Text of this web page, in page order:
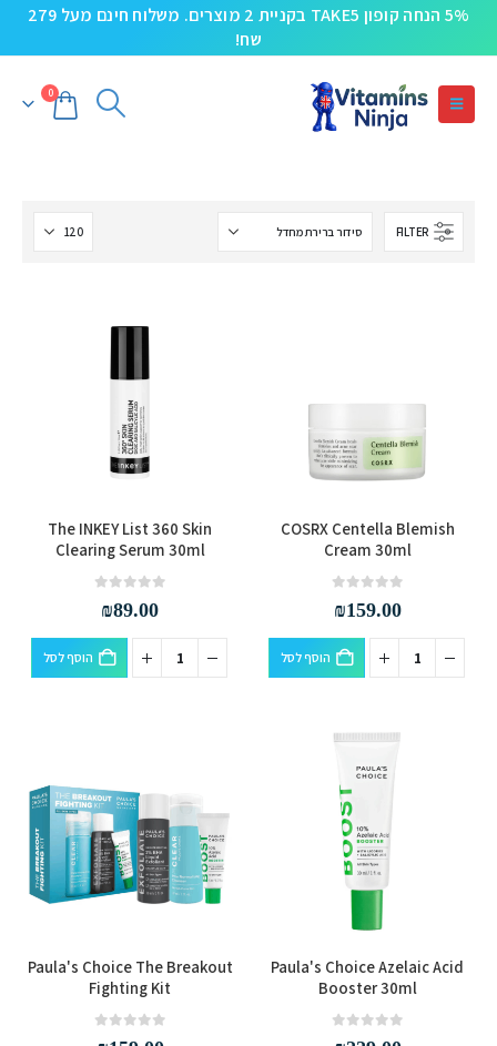
5% הנחה קופון TAKE5 בקניית 2 מוצרים. משלוח חינם מעל 279
שח!
0
FILTER
COSRX Centella Blemish
Cream 30ml
₪159.00
הוסף לסל
The INKEY List 360 Skin
Clearing Serum 30ml
₪89.00
הוסף לסל
Paula's Choice Azelaic Acid
Booster 30ml
Paula's Choice The Breakout
Fighting Kit